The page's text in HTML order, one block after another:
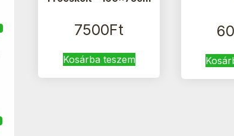
7500Ft
Kosárba teszem